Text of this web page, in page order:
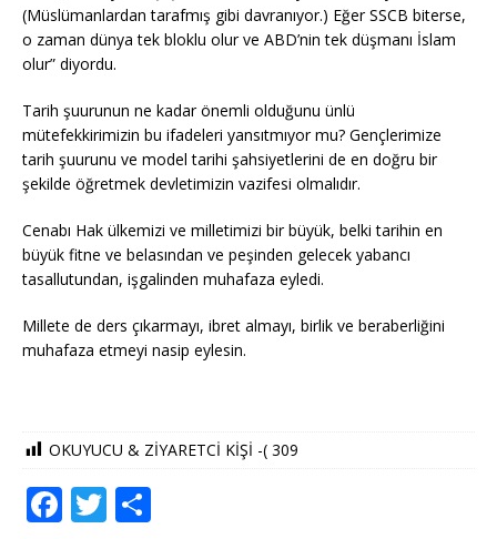
(Müslümanlardan tarafmış gibi davranıyor.) Eğer SSCB biterse,
o zaman dünya tek bloklu olur ve ABD’nin tek düşmanı İslam
olur” diyordu.
Tarih şuurunun ne kadar önemli olduğunu ünlü
mütefekkirimizin bu ifadeleri yansıtmıyor mu? Gençlerimize
tarih şuurunu ve model tarihi şahsiyetlerini de en doğru bir
şekilde öğretmek devletimizin vazifesi olmalıdır.
Cenabı Hak ülkemizi ve milletimizi bir büyük, belki tarihin en
büyük fitne ve belasından ve peşinden gelecek yabancı
tasallutundan, işgalinden muhafaza eyledi.
Millete de ders çıkarmayı, ibret almayı, birlik ve beraberliğini
muhafaza etmeyi nasip eylesin.
OKUYUCU & ZİYARETCİ KİŞİ -( 309
F T